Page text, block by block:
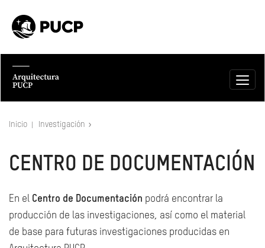
Inicio Investigación
CENTRO DE DOCUMENTACIÓN
En el Centro de Documentación podrá encontrar la
producción de las investigaciones, así como el material
de base para futuras investigaciones producidas en